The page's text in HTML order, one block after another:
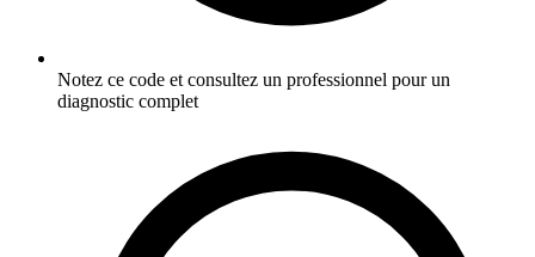
Notez ce code et consultez un professionnel pour un
diagnostic complet